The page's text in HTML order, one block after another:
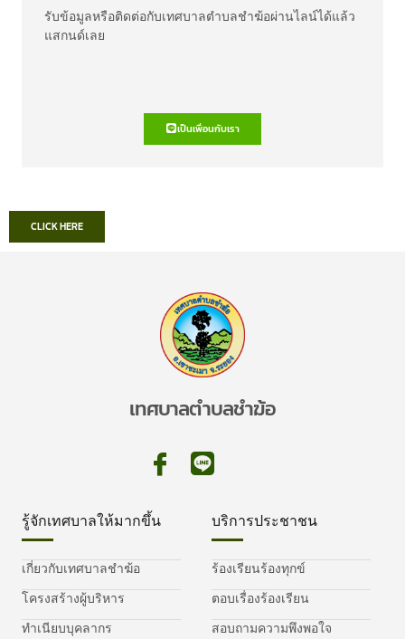
รับข้อมูลหรือติดต่อกับเทศบาลตำบลชำฆ้อผ่านไลน์ได้แล้ว
แสกนด์เลย
เป็นเพื่อนกับเรา
CLICK HERE
เทศบาลตำบลชำฆ้อ
รู้จักเทศบาลให้มากขึ้น
เกี่ยวกับเทศบาลชำฆ้อ
โครงสร้างผู้บริหาร
ทำเนียบบุคลากร
บริการประชาชน
ร้องเรียนร้องทุกข์
ตอบเรื่องร้องเรียน
สอบถามความพึงพอใจ